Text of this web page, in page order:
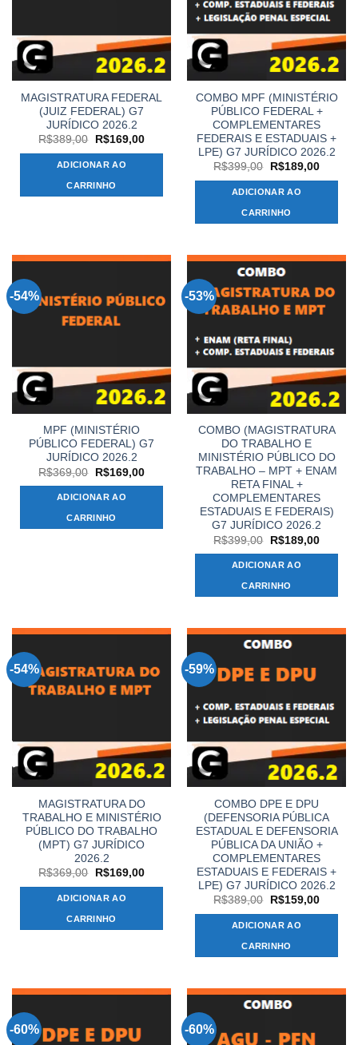
MAGISTRATURA FEDERAL
(JUIZ FEDERAL) G7
JURÍDICO 2026.2
R$389,00
O
original
era:
R$389,00.
R$169,00O
R$169,00.
ADICIONAR AO
CARRINHO
COMBO MPF (MINISTÉRIO
PÚBLICO FEDERAL +
COMPLEMENTARES
FEDERAIS E ESTADUAIS +
LPE) G7 JURÍDICO 2026.2
R$399,00
O
original
era:
R$399,00.
R$189,00O
ADICIONAR AO
CARRINHO
-54%
MPF (MINISTÉRIO
PÚBLICO FEDERAL) G7
JURÍDICO 2026.2
R$369,00
O
original
era:
R$369,00.
R$169,00O
ADICIONAR AO
CARRINHO
-53%
COMBO (MAGISTRATURA
DO TRABALHO E
MINISTÉRIO PÚBLICO DO
TRABALHO – MPT + ENAM
RETA FINAL +
COMPLEMENTARES
ESTADUAIS E FEDERAIS)
G7 JURÍDICO 2026.2
R$399,00
O
original
era:
R$399,00.
R$189,00O
ADICIONAR AO
CARRINHO
-54%
MAGISTRATURA DO
TRABALHO E MINISTÉRIO
PÚBLICO DO TRABALHO
(MPT) G7 JURÍDICO
2026.2
R$369,00
O
original
era:
R$369,00.
R$169,00O
R$169,00.
ADICIONAR AO
CARRINHO
-59%
COMBO DPE E DPU
(DEFENSORIA PÚBLICA
ESTADUAL E DEFENSORIA
PÚBLICA DA UNIÃO +
COMPLEMENTARES
ESTADUAIS E FEDERAIS +
LPE) G7 JURÍDICO 2026.2
R$389,00
O
original
era:
R$389,00.
R$159,00O
ADICIONAR AO
CARRINHO
-60% -60%